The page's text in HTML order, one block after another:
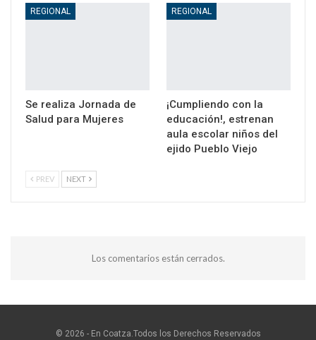
REGIONAL
Se realiza Jornada de
Salud para Mujeres
REGIONAL
¡Cumpliendo con la
educación!, estrenan
aula escolar niños del
ejido Pueblo Viejo
PREV NEXT
Los comentarios están cerrados.
© 2026 - En Coatza.Todos los Derechos Reservados